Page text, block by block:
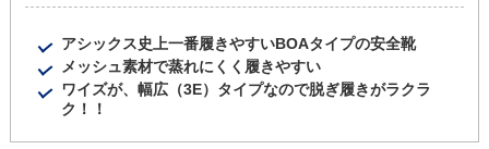
アシックス史上一番履きやすいBOAタイプの安全靴
メッシュ素材で蒸れにくく履きやすい
ワイズが、幅広（3E）タイプなので脱ぎ履きがラクラ
ク！！